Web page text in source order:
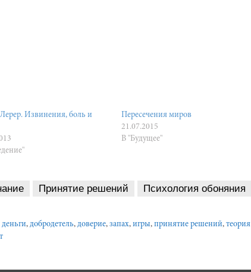
Извинения, боль и
Пересечения миров
21.07.2015
В "Будущее"
Принятие решений
Психология обоняния
деньги, добродетель, доверие, запах, игры, принятие решений, теория